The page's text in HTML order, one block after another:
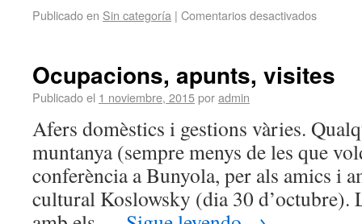
Publicado en Sin categoría | Comentarios desactivados
Ocupacions, apunts, visites
Publicado el 1 noviembre, 2015poradmin
Afers domèstics i gestions vàries.
muntanya (sempre menys de les que
conferència a Bunyola, per als amics i
cultural Koslowsky (dia 30 d’octubre).